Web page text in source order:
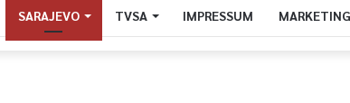
SARAJEVO TVSA IMPRESSUM MARKETING